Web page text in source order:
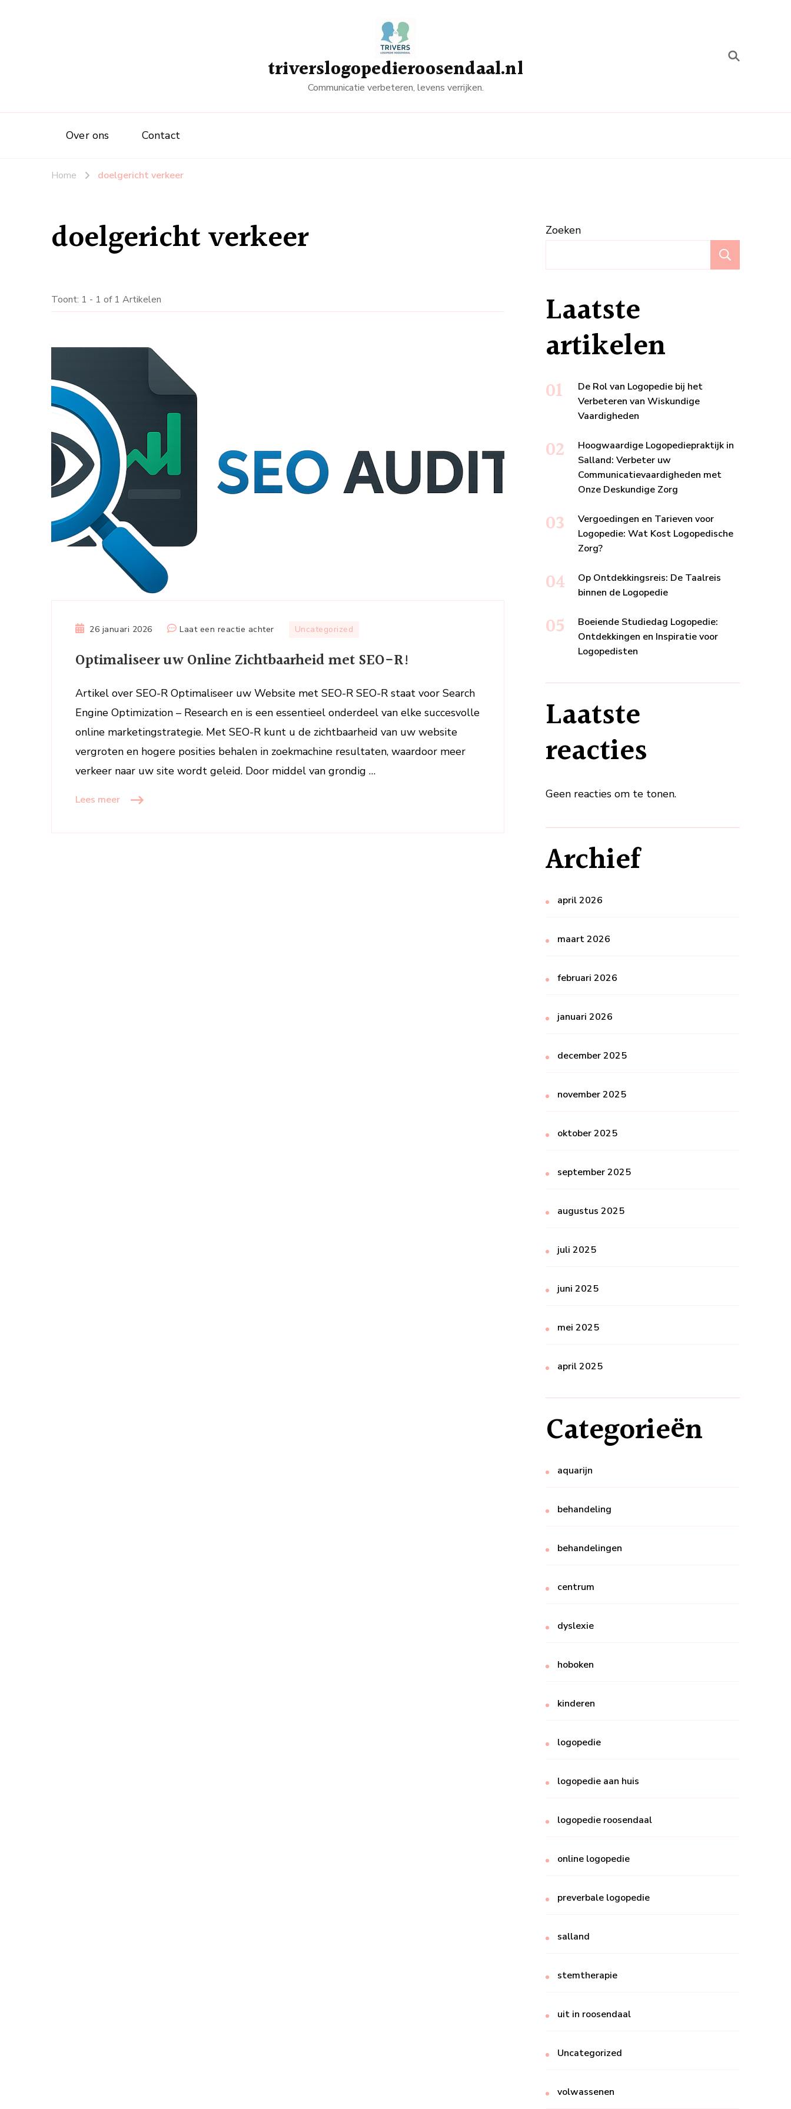
triverslogopedieroosendaal.nl
Communicatie verbeteren, levens verrijken.
Over ons Contact
Home doelgericht verkeer
doelgericht verkeer
Toont: 1 - 1 of 1 Artikelen
26 januari 2026 Laat een reactie achterop
uw
Zichtbaarheid
R!
Uncategorized
Optimaliseer uw Online Zichtbaarheid met SEO-R!
Artikel over SEO-R Optimaliseer uw Website met SEO-R SEO-R staat voor Search
Engine Optimization – Research en is een essentieel onderdeel van elke succesvolle
online marketingstrategie. Met SEO-R kunt u de zichtbaarheid van uw website
vergroten en hogere posities behalen in zoekmachine resultaten, waardoor meer
verkeer naar uw site wordt geleid. Door middel van grondig …
Lees meer
Zoeken
Laatste
artikelen
De Rol van Logopedie bij het
Verbeteren van Wiskundige
Vaardigheden
Hoogwaardige Logopediepraktijk in
Salland: Verbeter uw
Communicatievaardigheden met
Onze Deskundige Zorg
Vergoedingen en Tarieven voor
Logopedie: Wat Kost Logopedische
Zorg?
Op Ontdekkingsreis: De Taalreis
binnen de Logopedie
Boeiende Studiedag Logopedie:
Ontdekkingen en Inspiratie voor
Logopedisten
Laatste
reacties
Geen reacties om te tonen.
Archief
april 2026
maart 2026
februari 2026
januari 2026
december 2025
november 2025
oktober 2025
september 2025
augustus 2025
juli 2025
juni 2025
mei 2025
april 2025
Categorieën
aquarijn
behandeling
behandelingen
centrum
dyslexie
hoboken
kinderen
logopedie
logopedie aan huis
logopedie roosendaal
online logopedie
preverbale logopedie
salland
stemtherapie
uit in roosendaal
Uncategorized
volwassenen